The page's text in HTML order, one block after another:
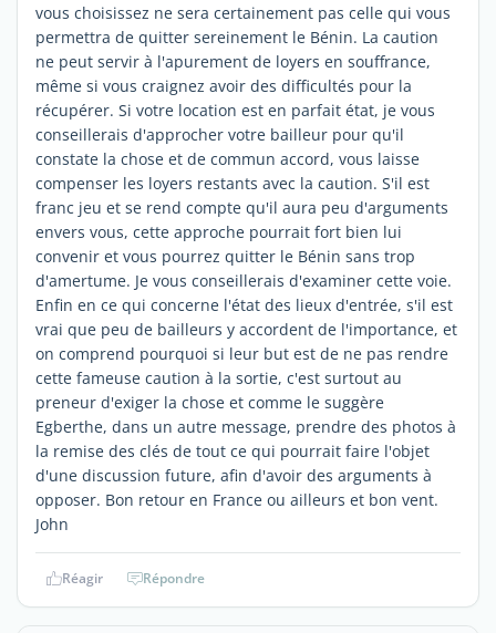
vous choisissez ne sera certainement pas celle qui vous
permettra de quitter sereinement le Bénin. La caution
ne peut servir à l'apurement de loyers en souffrance,
même si vous craignez avoir des difficultés pour la
récupérer. Si votre location est en parfait état, je vous
conseillerais d'approcher votre bailleur pour qu'il
constate la chose et de commun accord, vous laisse
compenser les loyers restants avec la caution. S'il est
franc jeu et se rend compte qu'il aura peu d'arguments
envers vous, cette approche pourrait fort bien lui
convenir et vous pourrez quitter le Bénin sans trop
d'amertume. Je vous conseillerais d'examiner cette voie.
Enfin en ce qui concerne l'état des lieux d'entrée, s'il est
vrai que peu de bailleurs y accordent de l'importance, et
on comprend pourquoi si leur but est de ne pas rendre
cette fameuse caution à la sortie, c'est surtout au
preneur d'exiger la chose et comme le suggère
Egberthe, dans un autre message, prendre des photos à
la remise des clés de tout ce qui pourrait faire l'objet
d'une discussion future, afin d'avoir des arguments à
opposer. Bon retour en France ou ailleurs et bon vent.
John
Réagir Répondre